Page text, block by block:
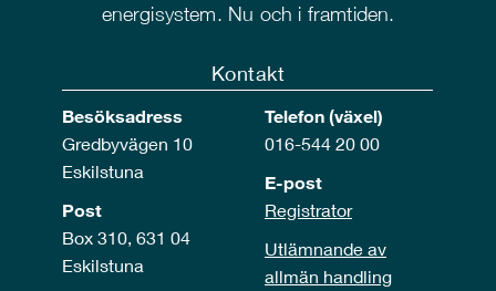
energisystem. Nu och i framtiden.
Kontakt
Besöksadress
Gredbyvägen 10
Eskilstuna
Post
Box 310, 631 04
Eskilstuna
Telefon (växel)
016-544 20 00
E-post
Registrator
Utlämnande av
allmän handling